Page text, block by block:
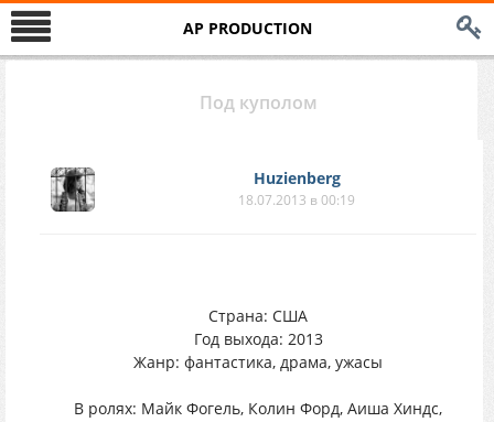
AP PRODUCTION
Под куполом
Huzienberg
18.07.2013 в 00:19
Страна: США
Год выхода: 2013
Жанр: фантастика, драма, ужасы
В ролях: Майк Фогель, Колин Форд, Аиша Хиндс,